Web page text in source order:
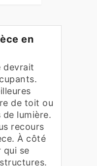
en
devrait
de toit ou
lumière.
recours
À côté
qui se